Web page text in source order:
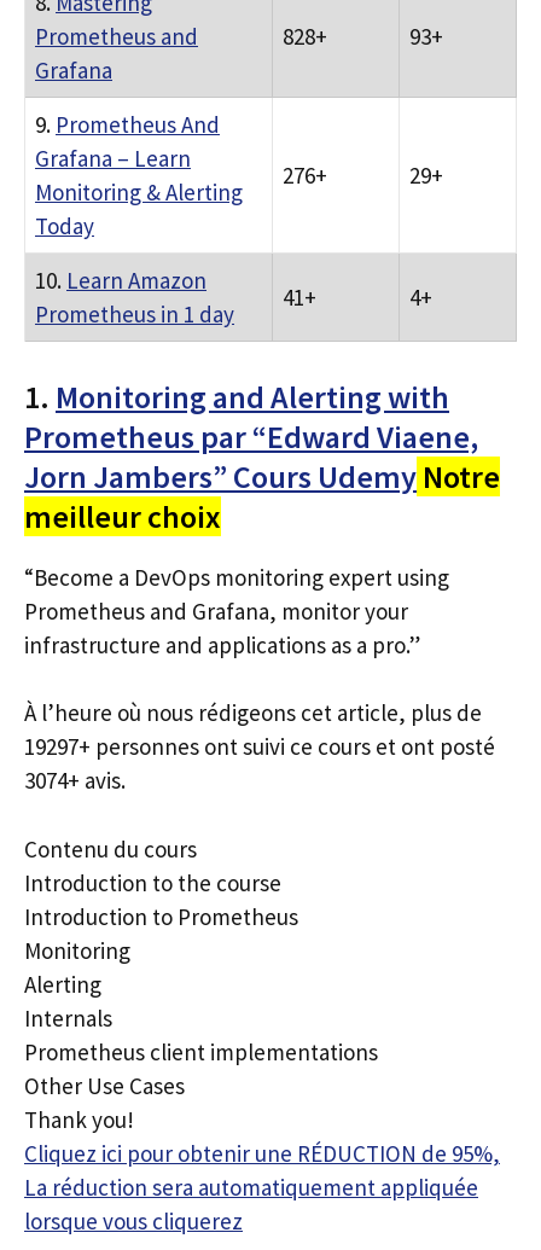
Prometheus and
Grafana
828+ 93+
9. Prometheus And
Grafana – Learn
Monitoring & Alerting
Today
276+ 29+
10. Learn Amazon
Prometheus in 1 day
41+ 4+
1. Monitoring and Alerting with
Prometheus par “Edward Viaene,
Jorn Jambers” Cours Udemy Notre
meilleur choix
“Become a DevOps monitoring expert using
Prometheus and Grafana, monitor your
infrastructure and applications as a pro.”
À l’heure où nous rédigeons cet article, plus de
19297+ personnes ont suivi ce cours et ont posté
3074+ avis.
Contenu du cours
Introduction to the course
Introduction to Prometheus
Monitoring
Alerting
Internals
Prometheus client implementations
Other Use Cases
Thank you!
Cliquez ici pour obtenir une RÉDUCTION de 95%,
La réduction sera automatiquement appliquée
lorsque vous cliquerez